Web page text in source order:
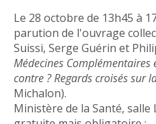
Le 28 octobre de 13h45 à
parution de l'ouvrage
Suissi, Serge Guérin et
Médecines
contre ? Regards croisés sur
Michalon).
Ministère de la Santé,